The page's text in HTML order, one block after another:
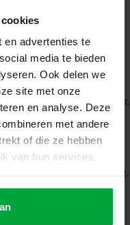
en advertenties te
media te bieden
Ook delen we
site met onze
en analyse. Deze
met andere
of die ze hebben
van hun services.
Ihre Mitarbeiter viel sicherer.
Risiko ein. Außerdem
voll ausnutzen.
eine einfache Bedienung.
senken können.